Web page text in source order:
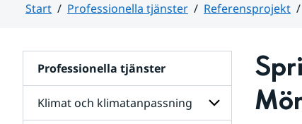
Start Professionella tjänster Referensprojekt
Professionella tjänster
Klimat och klimatanpassning